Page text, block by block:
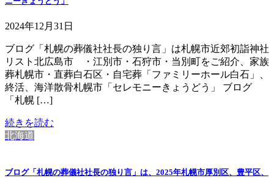
2024年12月31日
ブログ「札幌の葬儀社社長の独り言」は札幌市近郊初詣神社
リスト北広島市 ・江別市・石狩市・当別町をご紹介、家族
葬札幌市・直葬白石区・自宅葬「ファミリーホール白石」、
終活、海洋散骨札幌市「セレモニーきょうどう」 ブログ
「札幌 […]
続きを読む
北海道
ブログ「札幌の葬儀社社長の独り言」は、2025年札幌市厚別区、豊平区、